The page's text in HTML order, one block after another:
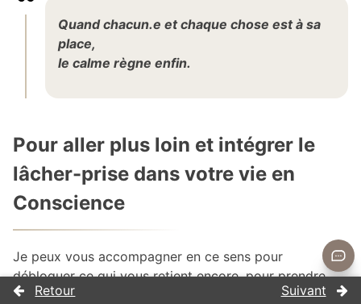
Quand chacun.e et chaque chose est à sa
place,
le calme règne enfin.
Pour aller plus loin et intégrer le
lâcher-prise dans votre vie en
Conscience
Je peux vous accompagner en ce sens pour
débloquer ce qui vous retient encore, pour prendre
conscience de certains éléments présents dans vos